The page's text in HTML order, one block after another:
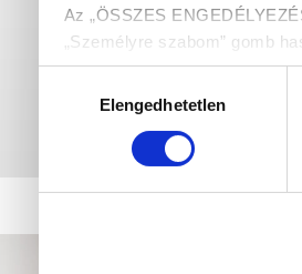
Az „ÖSSZES
„Személyre szabom” gomb
melyekről a Részletek
kiválasztásaElengedhetetlen